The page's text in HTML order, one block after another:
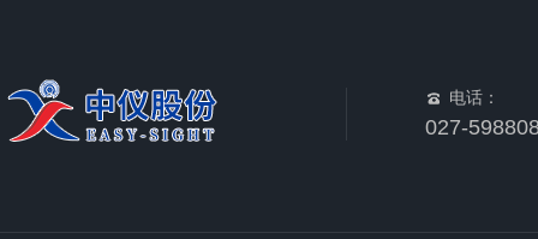
电话：
027-